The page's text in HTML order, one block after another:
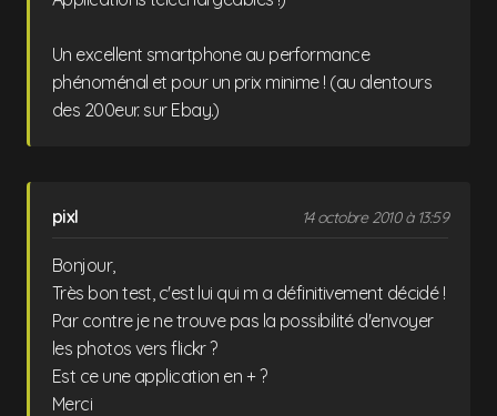
Un excellent smartphone au performance
phénoménal et pour un prix minime ! (au alentours
des 200eur. sur Ebay.)
pixl 14 octobre 2010 à 13:59
Bonjour,
Très bon test, c'est lui qui m a définitivement décidé !
Par contre je ne trouve pas la possibilité d'envoyer
les photos vers flickr ?
Est ce une application en + ?
Merci